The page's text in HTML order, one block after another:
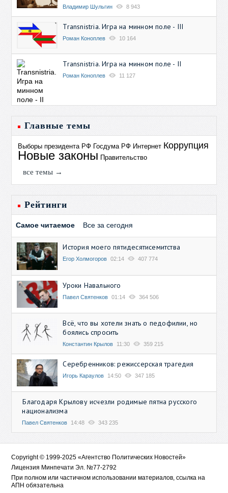
Владимир Шульгин 8 943
Transnistria. Игра на минном поле - III
Роман Коноплев 10 164
Transnistria. Игра на минном поле - II
Роман Коноплев 11 127
Главные темы
Выборы президента РФ Госдума РФ Интернет Коррупция
Новые законы Правительство
все темы →
Рейтинги
Самое читаемое Все за сегодня
История моего пятидесятисемитства
Егор Холмогоров 02:14 407 774
Уроки Навального
Павел Святенков 01:14 364 506
Всё, что вы хотели знать о педофилии, но
боялись спросить
Константин Крылов 11:30 359 215
Серебренников: режиссерская трагедия
Игорь Караулов 14:50 347 185
Благодаря Крылову исчезли родимые пятна русского
национализма
Павел Святенков 14:48 343 235
Copyright © 1999-2025 «Агентство Политических Новостей»
Лицензия Минпечати Эл. №77-2792
При полном или частичном использовании материалов, ссылка на
АПН обязательна